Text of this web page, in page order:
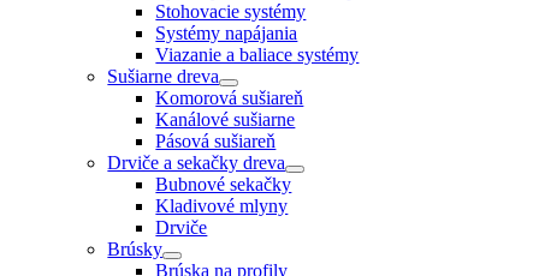
Stohovacie systémy
Systémy napájania
Viazanie a baliace systémy
Sušiarne dreva
Komorová sušiareň
Kanálové sušiarne
Pásová sušiareň
Drviče a sekačky dreva
Bubnové sekačky
Kladivové mlyny
Drviče
Brúsky
Brúska na profily